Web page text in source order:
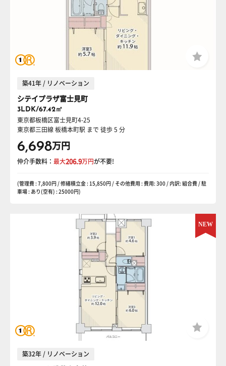
築41年 / リノベーション
シテイプラザ富士見町
3LDK/67.42㎡
東京都板橋区富士見町4-25
東京都三田線 板橋本町駅 まで 徒歩 5 分
6,698万円
仲介手数料： 最大206.9万円が不要!
(管理費 : 7,800円 / 修繕積立金 : 15,850円 / その他費用 : 費用: 300 / 内訳: 組合費 / 駐
車場 : あり(空有) : 25000円)
築32年 / リノベーション